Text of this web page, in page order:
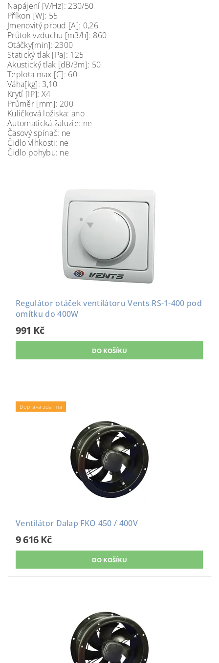
Napájení [V/Hz]: 230/50
Příkon [W]: 55
Jmenovitý proud [A]: 0,26
Průtok vzduchu [m3/h]: 860
Otáčky[min]: 2300
Statický tlak [Pa]: 125
Akustický tlak [dB/3m]: 50
Teplota max [C]: 60
Váha[kg]: 3,10
Krytí [IP]: X4
Průměr [mm]: 200
Kuličková ložiska: ano
Automatická žaluzie: ne
Časový spínač: ne
Čidlo vlhkosti: ne
Čidlo pohybu: ne
Regulátor otáček ventilátoru Vents RS-1-400 pod
omítku do 400W
991 Kč
Doprava zdarma
Ventilátor Dalap FKO 450 / 400V
9 616 Kč